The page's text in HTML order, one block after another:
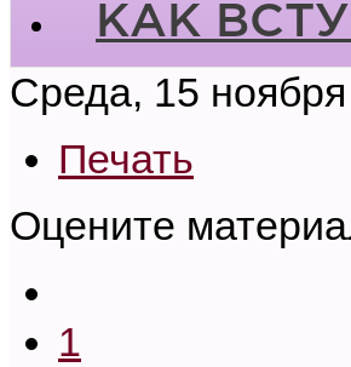
КАК
Среда, 15
Печать
Оцените
1